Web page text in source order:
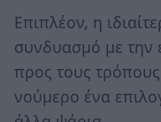
Επιπλέον, η
συνδυασμό με την
προς τους
νούμερο ένα